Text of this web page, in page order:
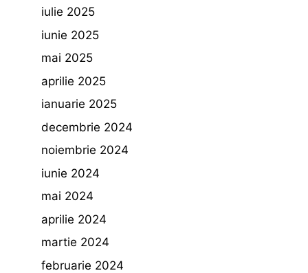
iulie 2025
iunie 2025
mai 2025
aprilie 2025
ianuarie 2025
decembrie 2024
noiembrie 2024
iunie 2024
mai 2024
aprilie 2024
martie 2024
februarie 2024